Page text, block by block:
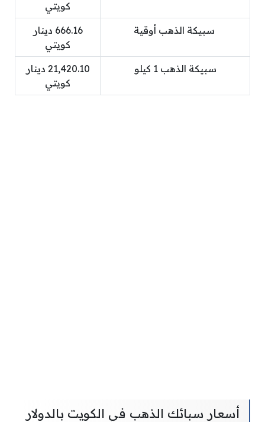
كويتي
سبيكة الذهب أوقية
666.16 دينار
كويتي
سبيكة الذهب 1 كيلو
21,420.10 دينار
كويتي
أسعار سبائك الذهب في الكويت بالدولار